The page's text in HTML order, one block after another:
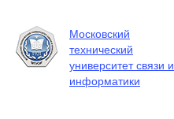
Московский
технический
университет связи и
информатики